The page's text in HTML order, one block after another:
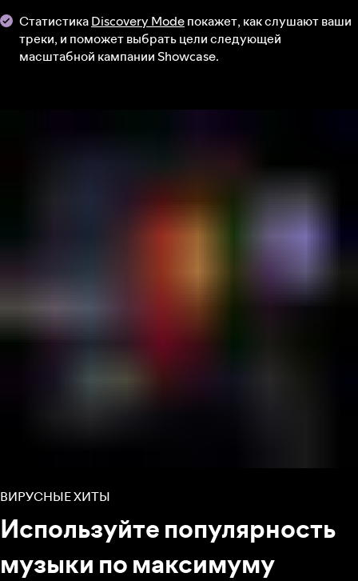
СтатистикаDiscovery Modeпокажет, как слушают ваши
треки, и поможет выбрать цели следующей
масштабной кампании Showcase.
ВИРУСНЫЕ ХИТЫ
Используйте популярность
музыки по максимуму